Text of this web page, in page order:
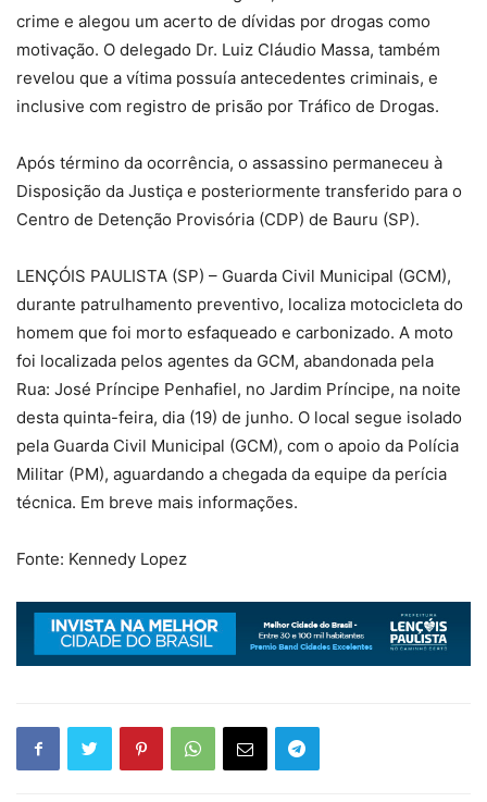
crime e alegou um acerto de dívidas por drogas como
motivação. O delegado Dr. Luiz Cláudio Massa, também
revelou que a vítima possuía antecedentes criminais, e
inclusive com registro de prisão por Tráfico de Drogas.
Após término da ocorrência, o assassino permaneceu à
Disposição da Justiça e posteriormente transferido para o
Centro de Detenção Provisória (CDP) de Bauru (SP).
LENÇÓIS PAULISTA (SP) – Guarda Civil Municipal (GCM),
durante patrulhamento preventivo, localiza motocicleta do
homem que foi morto esfaqueado e carbonizado. A moto
foi localizada pelos agentes da GCM, abandonada pela
Rua: José Príncipe Penhafiel, no Jardim Príncipe, na noite
desta quinta-feira, dia (19) de junho. O local segue isolado
pela Guarda Civil Municipal (GCM), com o apoio da Polícia
Militar (PM), aguardando a chegada da equipe da perícia
técnica. Em breve mais informações.
Fonte: Kennedy Lopez